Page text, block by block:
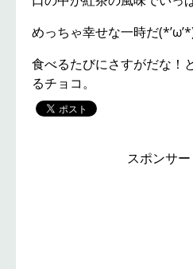
めっちゃ幸せな一時だ
食べるたびにさすがだな！
るチョコ。
スポンサ